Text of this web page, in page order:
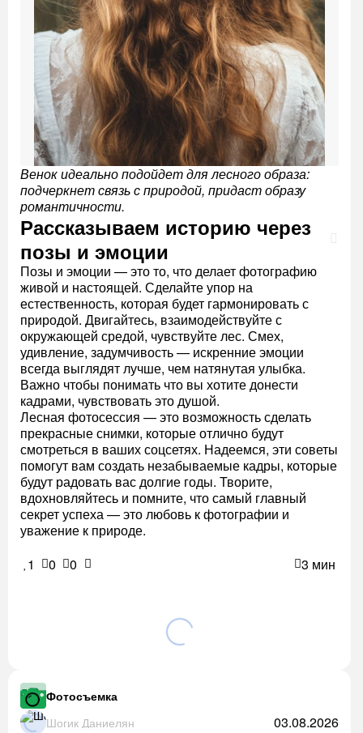
Венок идеально подойдет для лесного образа:
подчеркнет связь с природой, придаст образу
романтичности.
Рассказываем историю через
позы и эмоции
Позы и эмоции — это то, что делает фотографию
живой и настоящей. Сделайте упор на
естественность, которая будет гармонировать с
природой. Двигайтесь, взаимодействуйте с
окружающей средой, чувствуйте лес. Смех,
удивление, задумчивость — искренние эмоции
всегда выглядят лучше, чем натянутая улыбка.
Важно чтобы понимать что вы хотите донести
кадрами, чувствовать это душой.
Лесная фотосессия — это возможность сделать
прекрасные снимки, которые отлично будут
смотреться в ваших соцсетях. Надеемся, эти советы
помогут вам создать незабываемые кадры, которые
будут радовать вас долгие годы. Творите,
вдохновляйтесь и помните, что самый главный
секрет успеха — это любовь к фотографии и
уважение к природе.
1
0 0 3 мин
Фотосъемка
Шогик Даниелян
03.08.2026